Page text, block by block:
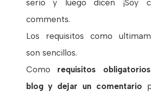
serio y luego dicen ¡Soy
comments.
Los requisitos como
son sencillos.
Como requisitos
blog y dejar un comentario